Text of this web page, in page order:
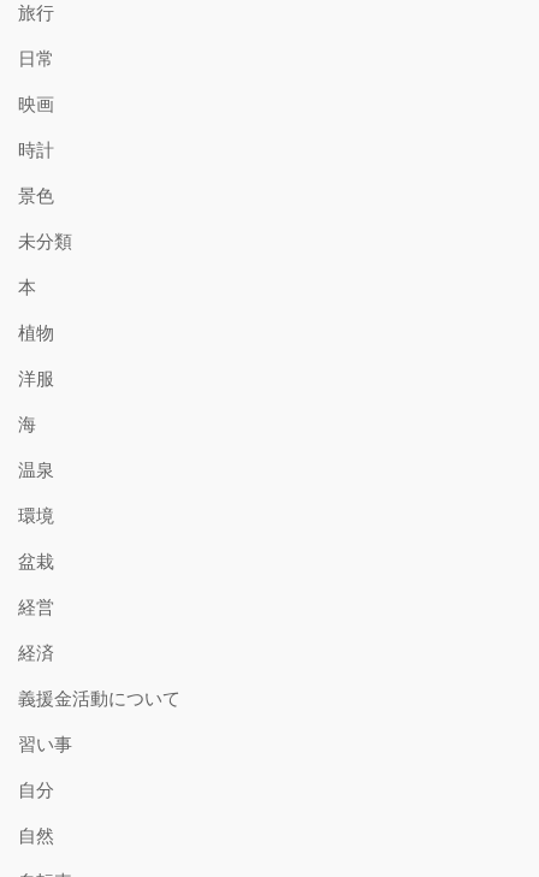
旅行
日常
映画
時計
景色
未分類
本
植物
洋服
海
温泉
環境
盆栽
経営
経済
義援金活動について
習い事
自分
自然